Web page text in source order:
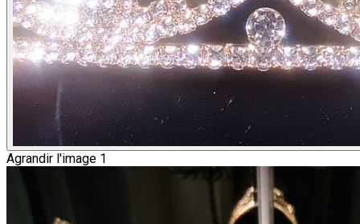
Agrandir l'image 1